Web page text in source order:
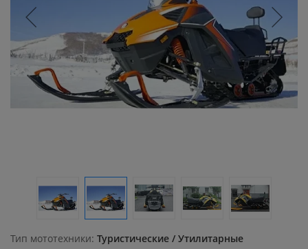
Тип мототехники Туристические / Утилитарные